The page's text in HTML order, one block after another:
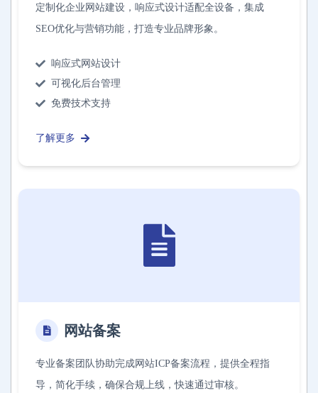
定制化企业网站建设，响应式设计适配全设备，集成
SEO优化与营销功能，打造专业品牌形象。
响应式网站设计
可视化后台管理
免费技术支持
了解更多
网站备案
专业备案团队协助完成网站ICP备案流程，提供全程指
导，简化手续，确保合规上线，快速通过审核。